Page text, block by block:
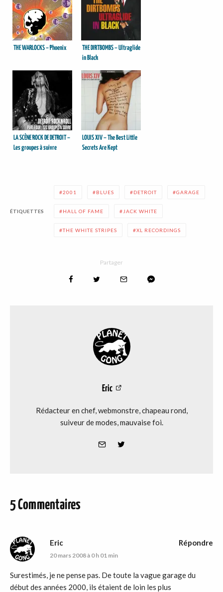
THE WARLOCKS – Phoenix
THE DIRTBOMBS – Ultraglide
in Black
LA SCÈNE ROCK DE DETROIT –
Les groupes à suivre
LOUIS XIV – The Best Little
Secrets Are Kept
ÉTIQUETTES
2001 BLUES DETROIT GARAGE
HALL OF FAME JACK WHITE
THE WHITE STRIPES XL RECORDINGS
Partager
Eric
Rédacteur en chef, webmonstre, chapeau rond,
suiveur de modes, mauvaise foi.
5 Commentaires
Eric
20 mars 2008 à 0 h 01 min
Surestimés, je ne pense pas. De toute la vague garage du
début des années 2000, ils étaient de loin les plus
Répondre